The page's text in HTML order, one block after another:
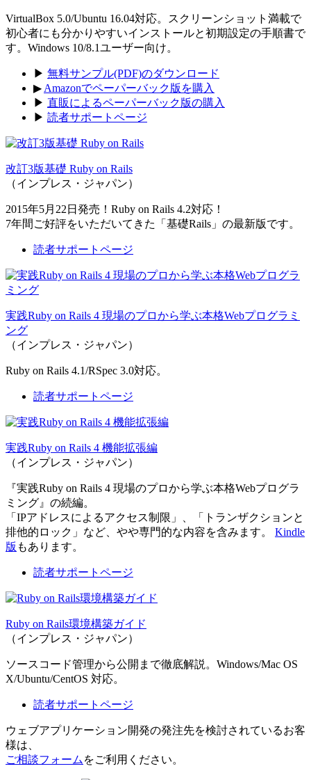
VirtualBox 5.0/Ubuntu 16.04対応。スクリーンショット満載で
初心者にも分かりやすいインストールと初期設定の手順書で
す。Windows 10/8.1ユーザー向け。
▶ 無料サンプル(PDF)のダウンロード
▶ Amazonでペーパーバック版を購入
▶ 直販によるペーパーバック版の購入
▶ 読者サポートページ
改訂3版基礎 Ruby on Rails
（インプレス・ジャパン）
2015年5月22日発売！Ruby on Rails 4.2対応！
7年間ご好評をいただいてきた「基礎Rails」の最新版です。
読者サポートページ
実践Ruby on Rails 4 現場のプロから学ぶ本格Webプログラミ
ング
（インプレス・ジャパン）
Ruby on Rails 4.1/RSpec 3.0対応。
読者サポートページ
実践Ruby on Rails 4 機能拡張編
（インプレス・ジャパン）
『実践Ruby on Rails 4 現場のプロから学ぶ本格Webプログラ
ミング』の続編。
「IPアドレスによるアクセス制限」、「トランザクションと
排他的ロック」など、やや専門的な内容を含みます。 Kindle
版 もあります。
読者サポートページ
Ruby on Rails環境構築ガイド
（インプレス・ジャパン）
ソースコード管理から公開まで徹底解説。Windows/Mac OS
X/Ubuntu/CentOS 対応。
読者サポートページ
ウェブアプリケーション開発の発注先を検討されているお客
様は、
ご相談フォーム をご利用ください。